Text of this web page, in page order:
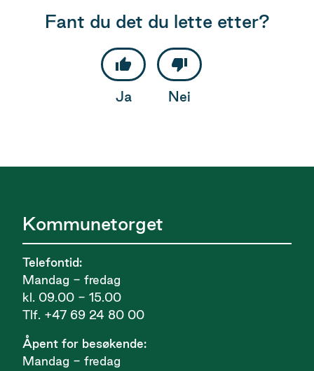
Fant du det du lette etter?
Ja Nei
Kommunetorget
Telefontid:
Mandag - fredag
kl. 09.00 - 15.00
Tlf. +47 69 24 80 00
Åpent for besøkende:
Mandag - fredag